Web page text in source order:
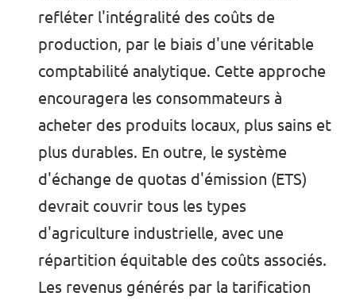
refléter l'intégralité des coûts de
production, par le biais d'une véritable
comptabilité analytique. Cette approche
encouragera les consommateurs à
acheter des produits locaux, plus sains et
plus durables. En outre, le système
d'échange de quotas d'émission (ETS)
devrait couvrir tous les types
d'agriculture industrielle, avec une
répartition équitable des coûts associés.
Les revenus générés par la tarification